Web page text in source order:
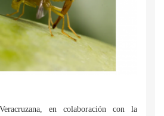
en colaboración con la